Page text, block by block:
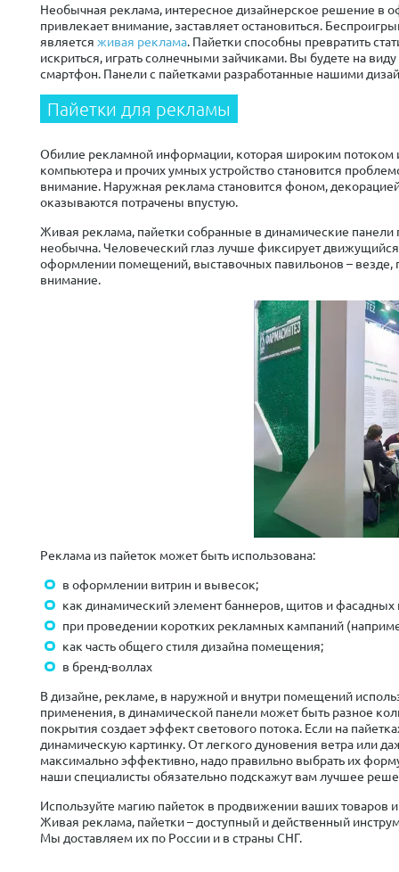
Необычная реклама, интересное дизайнерское решение в
привлекает внимание, заставляет остановиться.
является живая реклама. Пайетки способны превратить
искриться, играть солнечными зайчиками. Вы будете на
смартфон. Панели с пайетками разработанные нашими
Пайетки для рекламы
Обилие рекламной информации, которая широким потоком
компьютера и прочих умных устройство становится
внимание. Наружная реклама становится фоном,
оказываются потрачены впустую.
Живая реклама, пайетки собранные в динамические
необычна. Человеческий глаз лучше фиксирует
оформлении помещений, выставочных павильонов – везде,
внимание.
Реклама из пайеток может быть использована:
в оформлении витрин и вывесок;
как динамический элемент баннеров, щитов и фасадных
при проведении коротких рекламных кампаний
как часть общего стиля дизайна помещения;
в бренд-воллах
В дизайне, рекламе, в наружной и внутри помещений
применения, в динамической панели может быть разное
покрытия создает эффект светового потока. Если на
динамическую картинку. От легкого дуновения ветра или
максимально эффективно, надо правильно выбрать их
наши специалисты обязательно подскажут вам лучшее
Используйте магию пайеток в продвижении ваших
Живая реклама, пайетки – доступный и действенный
Мы доставляем их по России и в страны СНГ.